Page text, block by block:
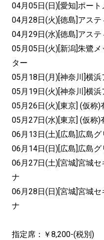
04月05日(日)[愛知]ポー
04月28日(火)[徳島]アステ
04月29日(水)[徳島]アステ
05月05日(火)[新潟]朱鷺
ター
05月18日(月)[神奈川]横浜
05月19日(火)[神奈川]横浜
05月26日(火)[東京] (仮称)
05月27日(水)[東京] (仮称)
06月13日(土)[広島]広島
06月14日(日)[広島]広島
06月27日(土)[宮城]宮城
ナ
06月28日(日)[宮城]宮城
ナ
指定席：￥8,200-(税別)